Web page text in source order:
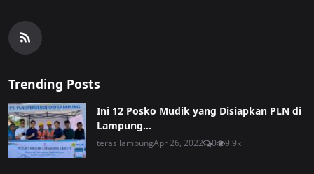
Trending Posts
Ini 12 Posko Mudik yang Disiapkan PLN di
Lampung...
teras lampungApr 26, 2022 0 9.9k